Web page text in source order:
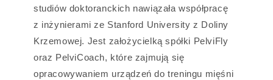
studiów doktoranckich nawiązała współpracę
z inżynierami ze Stanford University z Doliny
Krzemowej. Jest założycielką spółki PelviFly
oraz PelviCoach, które zajmują się
opracowywaniem urządzeń do treningu mięśni